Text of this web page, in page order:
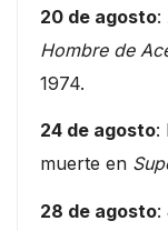
20 de agosto:
Hombre de
1974.
24 de agosto:
muerte en
28 de agosto: